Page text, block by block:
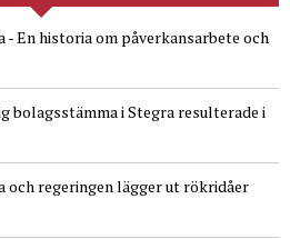
- En historia om påverkansarbete och
bolagsstämma i Stegra resulterade i
och regeringen lägger ut rökridåer